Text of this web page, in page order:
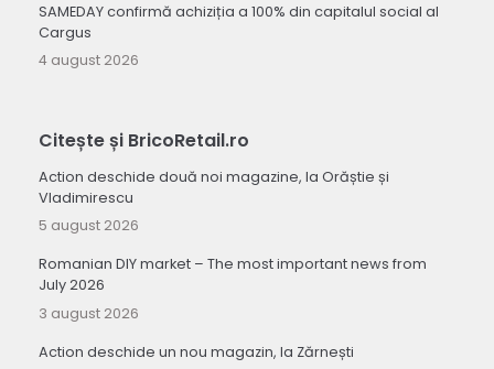
SAMEDAY confirmă achiziția a 100% din capitalul social al
Cargus
4 august 2026
Citește și BricoRetail.ro
Action deschide două noi magazine, la Orăștie și
Vladimirescu
5 august 2026
Romanian DIY market – The most important news from
July 2026
3 august 2026
Action deschide un nou magazin, la Zărnești